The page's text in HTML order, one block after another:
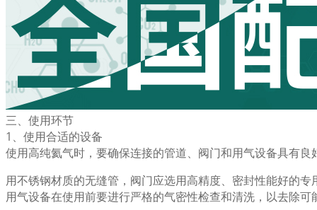
三、使用环节
1、使用合适的设备
使用高纯氦气时，要确保连接的管道、阀门和用气设备具有
用不锈钢材质的无缝管，阀门应选用高精度、密封性能好的专
用气设备在使用前要进行严格的气密性检查和清洗，以去除